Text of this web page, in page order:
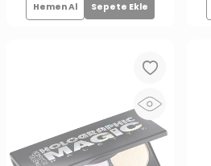
Hemen Al Sepete Ekle